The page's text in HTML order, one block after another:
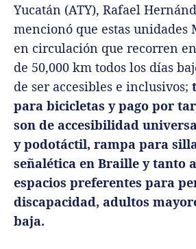
Yucatán (ATY), Rafael
mencionó que estas unidades
en circulación que recorren
de 50,000 km todos los días
de ser accesibles e inclusivos;
para bicicletas y pago por
son de accesibilidad
y podotáctil, rampa para
señalética en Braille y tanto
espacios preferentes para
discapacidad, adultos
baja.